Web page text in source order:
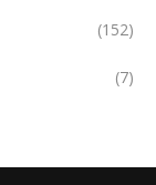
(152)
(7)